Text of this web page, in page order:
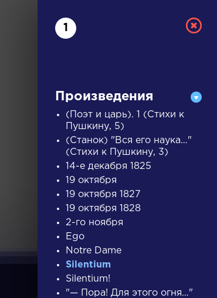
1
Произведения
(Поэт и царь). 1 (Стихи к
Пушкину, 5)
(Станок) "Вся его наука…"
(Стихи к Пушкину, 3)
14-е декабря 1825
19 октября
19 октября 1827
19 октября 1828
2-го ноября
Ego
Notre Dame
Silentium
Silentium!
"— Пора! Для этого огня…"